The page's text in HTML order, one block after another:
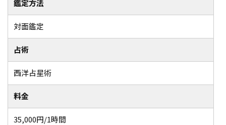
鑑定方法
対面鑑定
占術
西洋占星術
料金
35,000円/1時間